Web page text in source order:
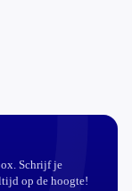
Schrijf je
op de hoogte!